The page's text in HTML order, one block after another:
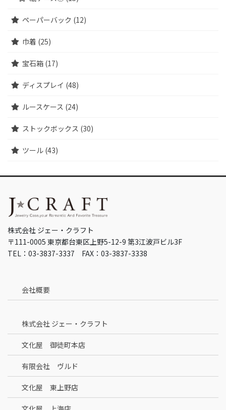
ペーパーバック (12)
巾着 (25)
宝石箱 (17)
ディスプレイ (48)
ルースケース (24)
ストックボックス (30)
ツール (43)
株式会社 ジェー・クラフト
〒111-0005 東京都台東区上野5-12-9 第3江波戸ビル3F
TEL：03-3837-3337 FAX：03-3837-3338
会社概要
株式会社 ジェー・クラフト
文化屋 御徒町本店
有限会社 ヴルド
文化屋 東上野店